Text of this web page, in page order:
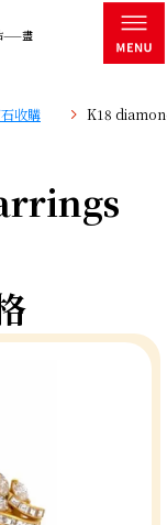
——盡
收購 K18